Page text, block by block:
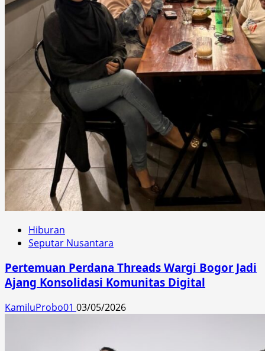
Hiburan
Seputar Nusantara
Pertemuan Perdana Threads Wargi Bogor Jadi
Ajang Konsolidasi Komunitas Digital
KamiluProbo01 03/05/2026